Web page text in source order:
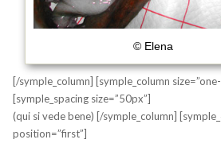
© Elena
[/symple_column] [symple_column
[symple_spacing size=”50px”]
(qui si vede bene) [/symple_column]
position=”first”]